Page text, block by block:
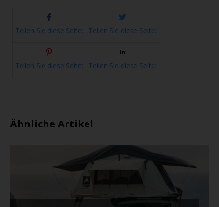
Teilen Sie diese Seite: Teilen Sie diese Seite:
Teilen Sie diese Seite: Teilen Sie diese Seite:
Ähnliche Artikel